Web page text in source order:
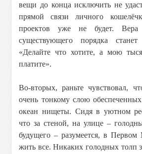
вещи до конца исключить не
прямой связи личного
проектов уже не будет. Вера
существующего порядка
«Делайте что хотите, а мою
платите».
Во-вторых, раньте чувствовал,
очень тонкому слою
океан нищеты. Сидя в уютном
что за стеной, на улице –
будущего – разумеется, в
жить все. Никаких голодных толп